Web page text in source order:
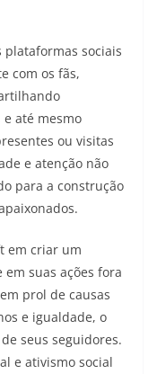
plataformas sociais
com os fãs,
até mesmo
ou visitas
e atenção não
para a construção
em criar um
suas ações fora
prol de causas
e igualdade, o
seus seguidores.
e ativismo social